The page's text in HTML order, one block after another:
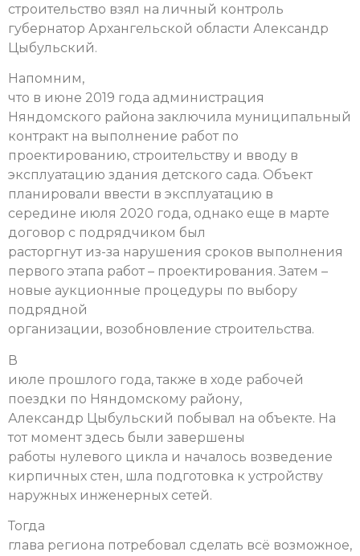
строительство взял на личный контроль
губернатор Архангельской области Александр
Цыбульский.
Напомним,
что в июне 2019 года администрация
Няндомского района заключила муниципальный
контракт на выполнение работ по
проектированию, строительству и вводу в
эксплуатацию здания детского сада. Объект
планировали ввести в эксплуатацию в
середине июля 2020 года, однако еще в марте
договор с подрядчиком был
расторгнут из-за нарушения сроков выполнения
первого этапа работ – проектирования. Затем –
новые аукционные процедуры по выбору
подрядной
организации, возобновление строительства.
В
июле прошлого года, также в ходе рабочей
поездки по Няндомскому району,
Александр Цыбульский побывал на объекте. На
тот момент здесь были завершены
работы нулевого цикла и началось возведение
кирпичных стен, шла подготовка к устройству
наружных инженерных сетей.
Тогда
глава региона потребовал сделать всё возможное,